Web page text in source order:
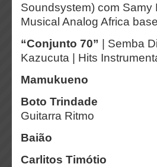
Soundsystem) com
Musical Analog Africa
“Conjunto 70”
| Semba
Kazucuta | Hits
Mamukueno
Boto Trindade
Guitarra Ritmo
Baião (Jovens
Carlitos Timótio